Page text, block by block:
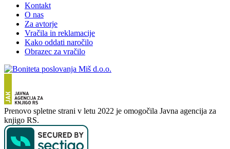
Kontakt
O nas
Za avtorje
Vračila in reklamacije
Kako oddati naročilo
Obrazec za vračilo
Prenovo spletne strani v letu 2022 je omogočila Javna agencija za
knjigo RS.